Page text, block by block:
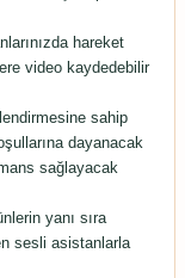
hareket
video kaydedebilir
sahip
dayanacak
sağlayacak
yanı sıra
sesli asistanlarla